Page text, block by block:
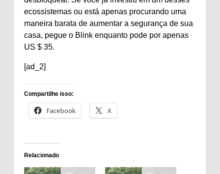
ecossistemas ou está apenas procurando uma
maneira barata de aumentar a segurança de sua
casa, pegue o Blink enquanto pode por apenas
US $ 35.
[ad_2]
Compartilhe isso:
Facebook X
Relacionado